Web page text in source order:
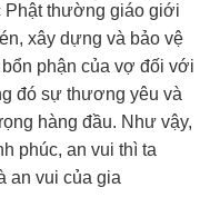
Phật thường giáo giới
xây dựng và bảo vệ
phận của vợ đối với
đó sự thương yêu và
hàng đầu. Như vậy,
phúc, an vui thì ta
an vui của gia